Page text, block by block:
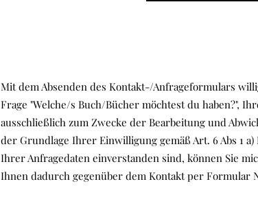
Mit dem Absenden des Kontakt-/Anfrageformulars
Frage "Welche/s Buch/Bücher möchtest du haben?",
ausschließlich zum Zwecke der Bearbeitung und
der Grundlage Ihrer Einwilligung gemäß Art. 6 Abs 1
Ihrer Anfragedaten einverstanden sind, können Sie
Ihnen dadurch gegenüber dem Kontakt per Formular